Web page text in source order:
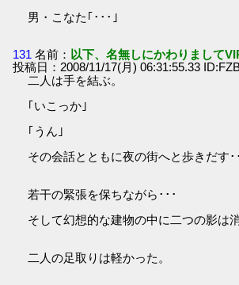
男・こなた｢･･･｣
131 名前： 以下、名無しにかわりまして
投稿日：2008/11/17(月) 06:31:55.33
二人は手を結ぶ。
｢いこっか｣
｢うん｣
その会話とともに夜の街へと歩きだす･
若干の緊張を保ちながら･･･
そして幻想的な建物の中に二つの影は消
二人の足取りは軽かった。